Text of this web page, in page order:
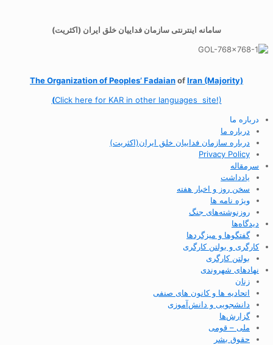
سامانه اینترنتی سازمان فداییان خلق ایران (اکثریت)
The Organization ofPeoples’ FadaianofIran (Majority)
(Click here for KAR in other languages site!)
درباره ما
درباره ما
درباره سازمان فداییان خلق ایران(اکثریت)
Privacy Policy
سرمقاله
یادداشت
سخن روز و اخبار هفته
ویژه نامه ها
روزنوشته‌های جنگ
دیدگاه‌ها
گفتگوها و میزگردها
کارگری و بولتن کارگری
بولتن کارگری
نهادهای شهروندی
زنان
اتحادیه ها و کانون های صنفی
دانشجویی و دانش‌آموزی
گزارش‌ها
ملی – قومی
حقوق بشر